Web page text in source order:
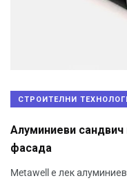
СТРОИТЕЛНИ
Алуминиеви сандвич
фасада
Metawell е лек